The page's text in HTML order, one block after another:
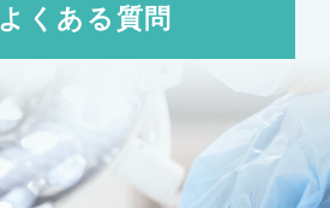
よくある質問